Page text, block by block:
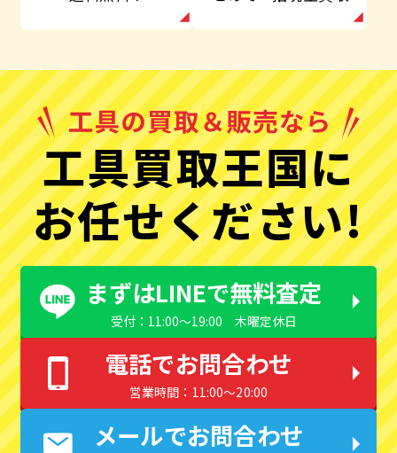
工具買取王国に
お任せください!
まずはLINEで無料査定
受付：11:00〜19:00 木曜定休日
電話でお問合わせ
営業時間：11:00〜20:00
メールでお問合わせ